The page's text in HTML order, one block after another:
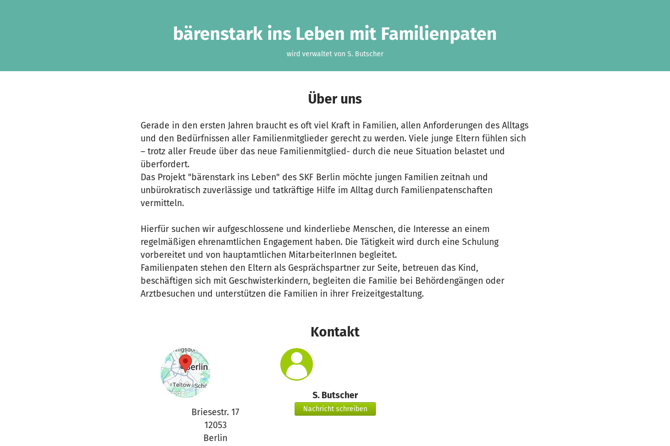
bärenstark ins Leben mit Familienpaten
wird verwaltet von S. Butscher
Über uns
Gerade in den ersten Jahren braucht es oft viel Kraft in Familien, allen Anforderungen des Alltags
und den Bedürfnissen aller Familienmitglieder gerecht zu werden. Viele junge Eltern fühlen sich
– trotz aller Freude über das neue Familienmitglied- durch die neue Situation belastet und
überfordert.
Das Projekt "bärenstark ins Leben" des SKF Berlin möchte jungen Familien zeitnah und
unbürokratisch zuverlässige und tatkräftige Hilfe im Alltag durch Familienpatenschaften
vermitteln.
Hierfür suchen wir aufgeschlossene und kinderliebe Menschen, die Interesse an einem
regelmäßigen ehrenamtlichen Engagement haben. Die Tätigkeit wird durch eine Schulung
vorbereitet und von hauptamtlichen MitarbeiterInnen begleitet.
Familienpaten stehen den Eltern als Gesprächspartner zur Seite, betreuen das Kind,
beschäftigen sich mit Geschwisterkindern, begleiten die Familie bei Behördengängen oder
Arztbesuchen und unterstützen die Familien in ihrer Freizeitgestaltung.
Kontakt
Briesestr. 17
12053
Berlin
S. Butscher
Nachricht schreiben